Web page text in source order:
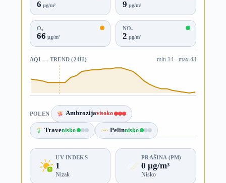
6 µg/m³ 9 µg/m³
O₃
66 µg/m³
NO₂
2 µg/m³
AQI — TREND (24H) min 14 · max 43
POLEN Ambrozijavisoko
Travenisko Pelinnisko
UV INDEKS
1
Nizak
PRAŠINA (PM)
0 µg/m³
Nisko